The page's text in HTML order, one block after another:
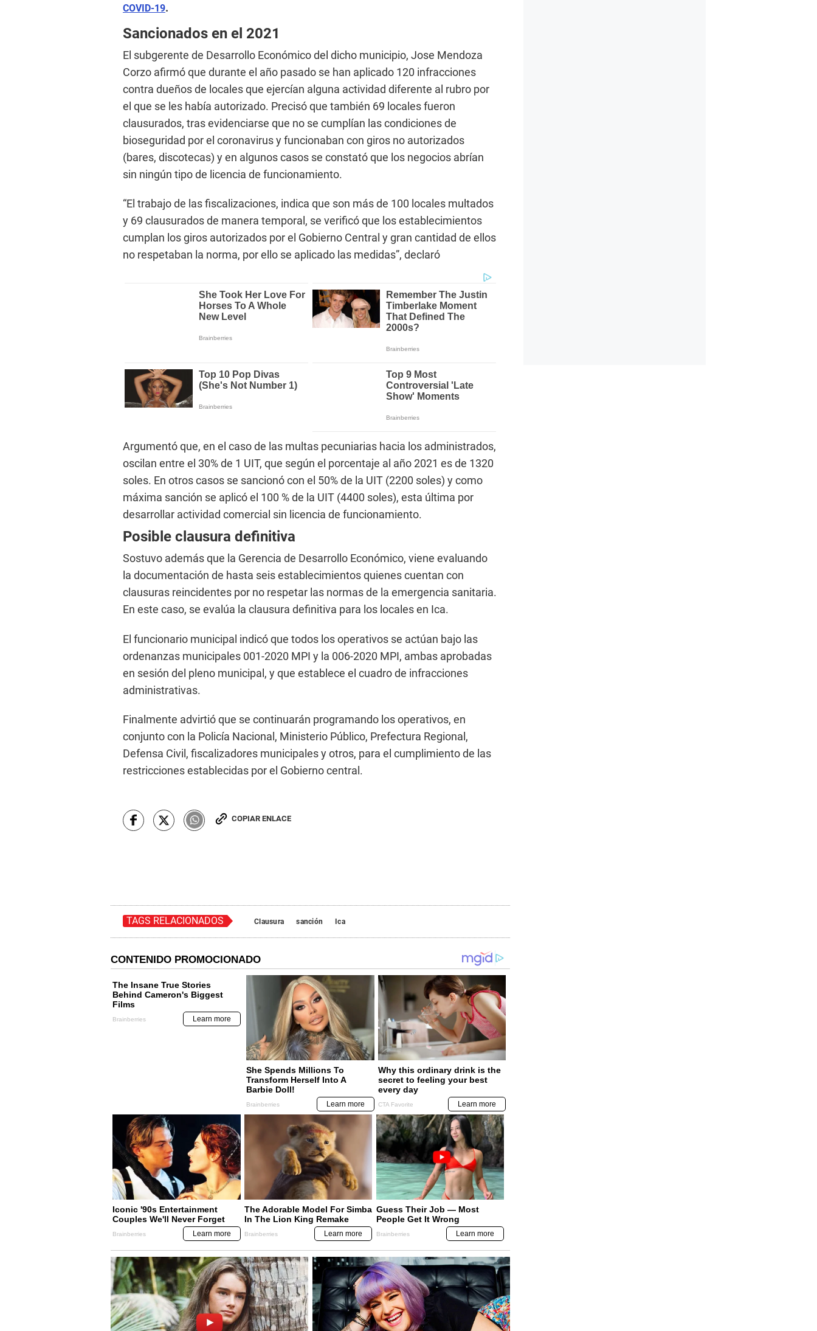
COVID-19.
Sancionados en el 2021
El subgerente de Desarrollo Económico del dicho municipio, Jose Mendoza
Corzo afirmó que durante el año pasado se han aplicado 120 infracciones
contra dueños de locales que ejercían alguna actividad diferente al rubro por
el que se les había autorizado. Precisó que también 69 locales fueron
clausurados, tras evidenciarse que no se cumplían las condiciones de
bioseguridad por el coronavirus y funcionaban con giros no autorizados
(bares, discotecas) y en algunos casos se constató que los negocios abrían
sin ningún tipo de licencia de funcionamiento.
“El trabajo de las fiscalizaciones, indica que son más de 100 locales multados
y 69 clausurados de manera temporal, se verificó que los establecimientos
cumplan los giros autorizados por el Gobierno Central y gran cantidad de ellos
no respetaban la norma, por ello se aplicado las medidas”, declaró
Argumentó que, en el caso de las multas pecuniarias hacia los administrados,
oscilan entre el 30% de 1 UIT, que según el porcentaje al año 2021 es de 1320
soles. En otros casos se sancionó con el 50% de la UIT (2200 soles) y como
máxima sanción se aplicó el 100 % de la UIT (4400 soles), esta última por
desarrollar actividad comercial sin licencia de funcionamiento.
Posible clausura definitiva
Sostuvo además que la Gerencia de Desarrollo Económico, viene evaluando
la documentación de hasta seis establecimientos quienes cuentan con
clausuras reincidentes por no respetar las normas de la emergencia sanitaria.
En este caso, se evalúa la clausura definitiva para los locales en Ica.
El funcionario municipal indicó que todos los operativos se actúan bajo las
ordenanzas municipales 001-2020 MPI y la 006-2020 MPI, ambas aprobadas
en sesión del pleno municipal, y que establece el cuadro de infracciones
administrativas.
Finalmente advirtió que se continuarán programando los operativos, en
conjunto con la Policía Nacional, Ministerio Público, Prefectura Regional,
Defensa Civil, fiscalizadores municipales y otros, para el cumplimiento de las
restricciones establecidas por el Gobierno central.
COPIAR ENLACE
TAGS RELACIONADOS Clausura sanción Ica